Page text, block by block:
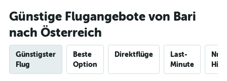
Günstige Flugangebote von Bari
nach Österreich
Günstigster
Flug
Beste
Option
Direktflüge
Last-
Minute
Nur